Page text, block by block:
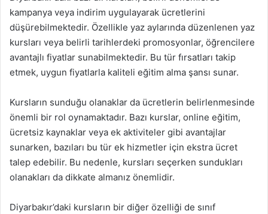
kampanya veya indirim uygulayarak ücretlerini
düşürebilmektedir. Özellikle yaz aylarında düzenlenen yaz
kursları veya belirli tarihlerdeki promosyonlar, öğrencilere
avantajlı fiyatlar sunabilmektedir. Bu tür fırsatları takip
etmek, uygun fiyatlarla kaliteli eğitim alma şansı sunar.
Kursların sunduğu olanaklar da ücretlerin belirlenmesinde
önemli bir rol oynamaktadır. Bazı kurslar, online eğitim,
ücretsiz kaynaklar veya ek aktiviteler gibi avantajlar
sunarken, bazıları bu tür ek hizmetler için ekstra ücret
talep edebilir. Bu nedenle, kursları seçerken sundukları
olanakları da dikkate almanız önemlidir.
Diyarbakır’daki kursların bir diğer özelliği de sınıf